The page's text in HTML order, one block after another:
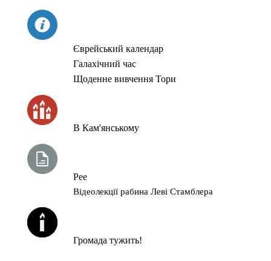
Єврейський календар
Галахічний час
Щоденне вивчення Тори
В Кам'янському
Рее
Відеолекції рабина Леві Стамблера
Громада тужить!